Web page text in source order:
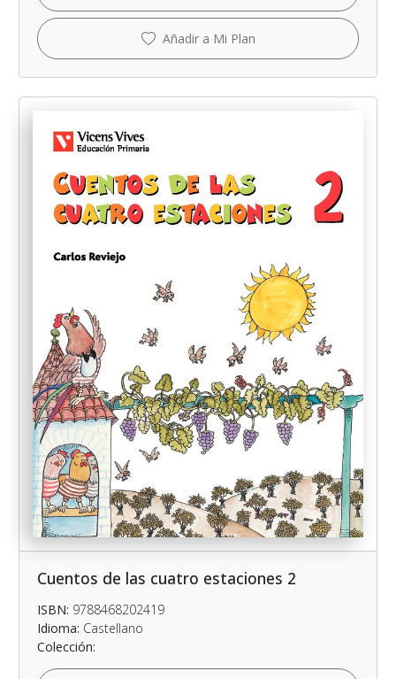
Añadir a Mi Plan
Cuentos de las cuatro estaciones 2
ISBN: 9788468202419
Idioma: Castellano
Colección: